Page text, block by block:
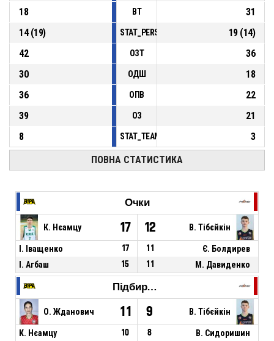
18
ВТ
31
14(19) 19(14)
42
ОЗТ
36
30
ОДШ
18
36
ОПВ
22
39
ОЗ
21
8
3
ПОВНА СТАТИСТИКА
Очки
К. Нєамцу 17 12 В. Тібєйкін
І. Іващенко 17 11
Є. Болдирев
І. Агбаш
15 11 М. Давиденко
Підбирання
О. Жданович 11 9 В. Тібєйкін
К. Нєамцу 10 8
В. Сидоришин